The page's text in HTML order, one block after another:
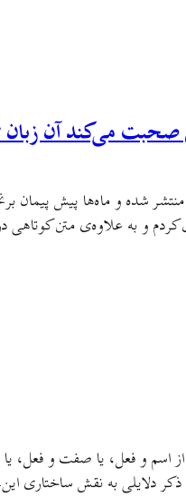
می‌کند آن زبان
شده و ماه‌ها پیش پیمان
کردم و به علاوه‌ی متن کوتاهی
اسم و فعل، یا صفت و فعل،
ذکر دلایلی به نقش ساختاری